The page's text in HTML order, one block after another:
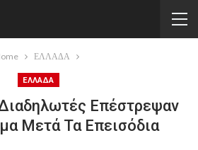
ΕΛΛΑΔΑ
ΕΛΛΑΔΑ
Επέστρεψαν
Μετά Τα Επεισόδια